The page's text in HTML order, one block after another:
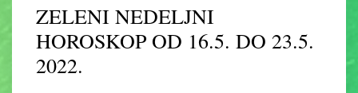
ZELENI NEDELJNI
HOROSKOP OD 16.5. DO 23.5.
2022.